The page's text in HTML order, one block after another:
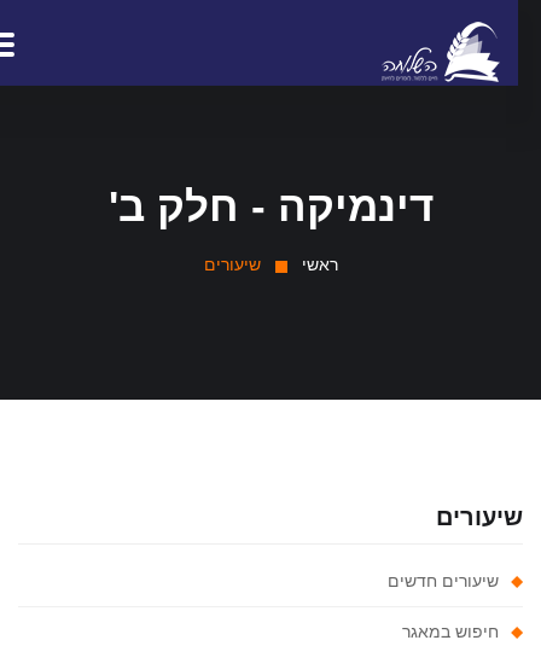
דינמיקה - חלק ב'
ראשי שיעורים
שיעורים חדשים
חיפוש במאגר